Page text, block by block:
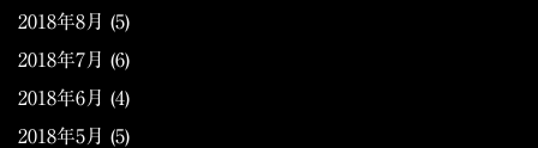
2018年8月 (5)
2018年7月 (6)
2018年6月 (4)
2018年5月 (5)